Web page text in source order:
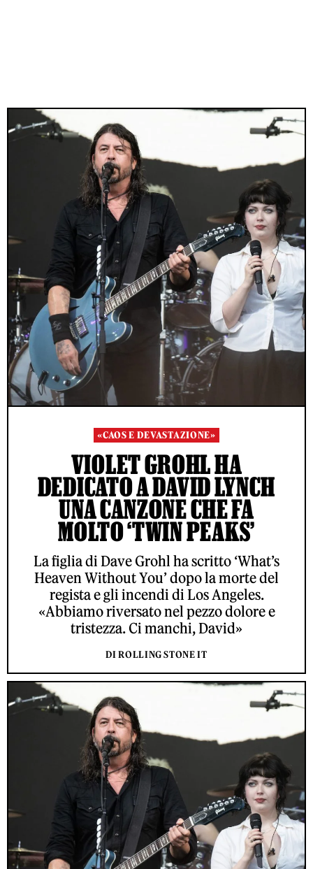
«CAOS E DEVASTAZIONE»
VIOLET GROHL HA
DEDICATO A DAVID LYNCH
UNA CANZONE CHE FA
MOLTO ‘TWIN PEAKS’
La figlia di Dave Grohl ha scritto ‘What’s
Heaven Without You’ dopo la morte del
regista e gli incendi di Los Angeles.
«Abbiamo riversato nel pezzo dolore e
tristezza. Ci manchi, David»
DI ROLLING STONE IT